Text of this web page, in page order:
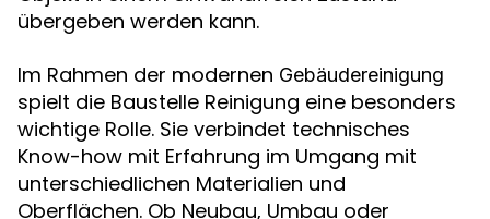
übergeben werden kann.
Im Rahmen der modernen Gebäudereinigung
spielt die Baustelle Reinigung eine besonders
wichtige Rolle. Sie verbindet technisches
Know-how mit Erfahrung im Umgang mit
unterschiedlichen Materialien und
Oberflächen. Ob Neubau, Umbau oder